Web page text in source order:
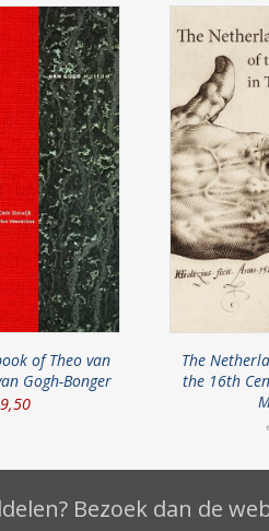
of Theo van
Gogh-Bonger
,50
The
the 16th
€
Bezoek dan de